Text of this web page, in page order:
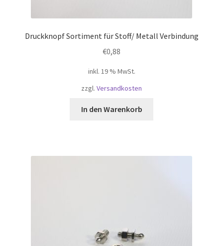
Druckknopf Sortiment für Stoff/ Metall Verbindung
€0,88
inkl. 19 % MwSt.
zzgl. Versandkosten
In den Warenkorb